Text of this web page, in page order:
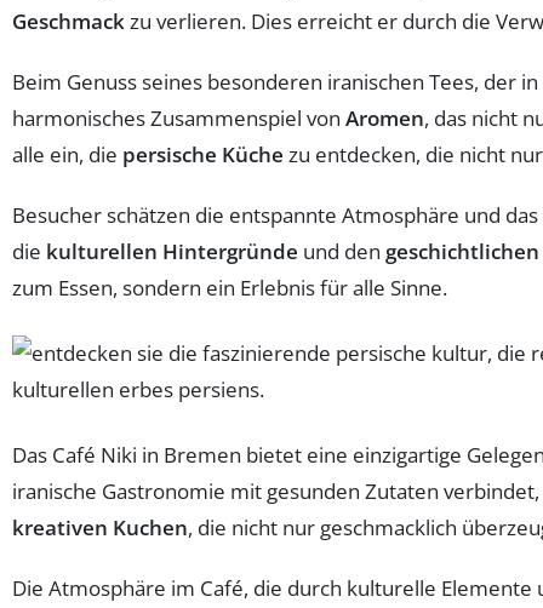
Geschmackzu verlieren. Dies erreicht er durch die
Beim Genuss seines besonderen iranischen Tees,
harmonisches Zusammenspiel von Aromen, das nicht
alle ein, die persische Küche zu entdecken, die nicht
Besucher schätzen die entspannte Atmosphäre und
die kulturellen Hintergründe und den
zum Essen, sondern ein Erlebnis für alle Sinne.
Das Café Niki in Bremen bietet eine einzigartige
iranische Gastronomie mit gesunden Zutaten
kreativen Kuchen, die nicht nur geschmacklich
Die Atmosphäre im Café, die durch kulturelle